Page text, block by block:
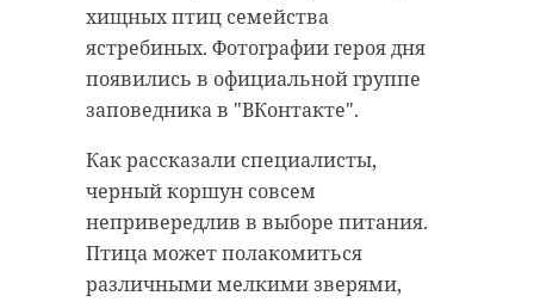
хищных птиц семейства
ястребиных. Фотографии героя дня
появились в официальной группе
заповедника в "ВКонтакте".
Как рассказали специалисты,
черный коршун совсем
непривередлив в выборе питания.
Птица может полакомиться
различными мелкими зверями,